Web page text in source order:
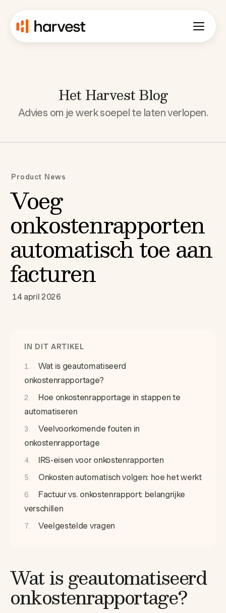
Het Harvest Blog
Advies om je werk soepel te laten verlopen.
Product News
Voeg
onkostenrapporten
automatisch toe aan
facturen
14 april 2026
IN DIT ARTIKEL
Wat is geautomatiseerd
onkostenrapportage?
Hoe onkostenrapportage in stappen te
automatiseren
Veelvoorkomende fouten in
onkostenrapportage
IRS-eisen voor onkostenrapporten
Onkosten automatisch volgen: hoe het werkt
Factuur vs. onkostenrapport: belangrijke
verschillen
Veelgestelde vragen
Wat is geautomatiseerd
onkostenrapportage?